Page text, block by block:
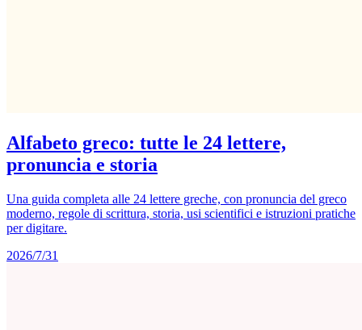
Alfabeto greco: tutte le 24 lettere,
pronuncia e storia
Una guida completa alle 24 lettere greche, con pronuncia del greco
moderno, regole di scrittura, storia, usi scientifici e istruzioni pratiche
per digitare.
2026/7/31